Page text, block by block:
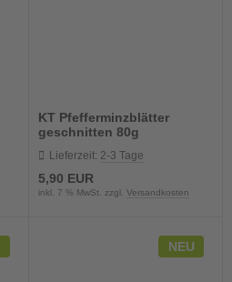
KT Pfefferminzblätter
geschnitten 80g
Lieferzeit: 2-3 Tage
5,90 EUR
inkl. 7 % MwSt. zzgl. Versandkosten
NEU